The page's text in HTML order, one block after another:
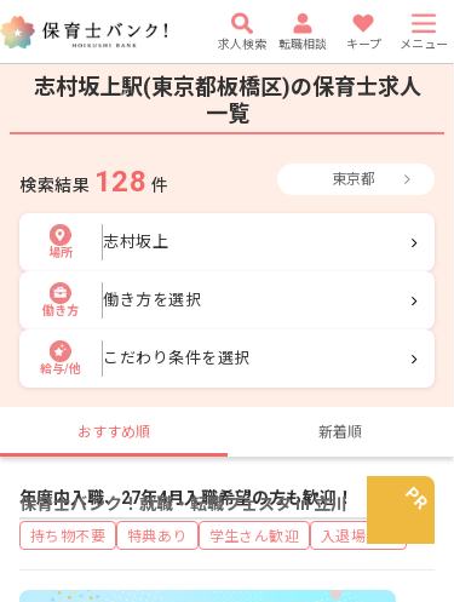
求人検索 転職相談 キープ メニュー
志村坂上駅(東京都板橋区)の保育士求人
一覧
検索結果 128 件 東京都
場所
志村坂上
働き方
働き方を選択
給与/他
こだわり条件を選択
おすすめ順 新着順
保育士バンク！就職・転職フェスタ in 立川
年度内入職、27年4月入職希望の方も歓迎！
持ち物不要 特典あり 学生さん歓迎 入退場自由